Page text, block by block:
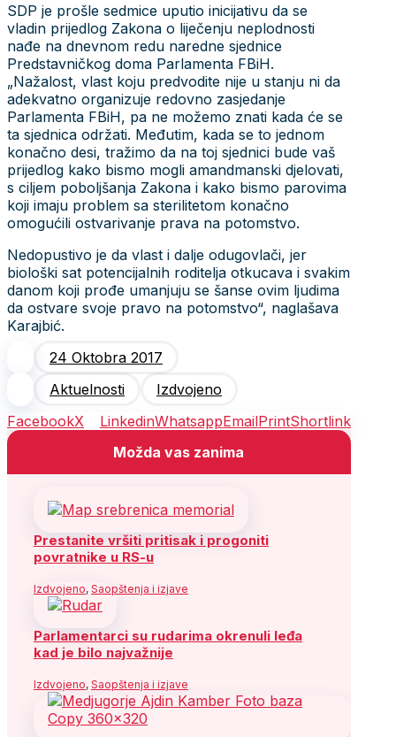
SDP je prošle sedmice uputio inicijativu da se
vladin prijedlog Zakona o liječenju neplodnosti
nađe na dnevnom redu naredne sjednice
Predstavničkog doma Parlamenta FBiH.
„Nažalost, vlast koju predvodite nije u stanju ni da
adekvatno organizuje redovno zasjedanje
Parlamenta FBiH, pa ne možemo znati kada će se
ta sjednica održati. Međutim, kada se to jednom
konačno desi, tražimo da na toj sjednici bude vaš
prijedlog kako bismo mogli amandmanski djelovati,
s ciljem poboljšanja Zakona i kako bismo parovima
koji imaju problem sa sterilitetom konačno
omogućili ostvarivanje prava na potomstvo.
Nedopustivo je da vlast i dalje odugovlači, jer
biološki sat potencijalnih roditelja otkucava i svakim
danom koji prođe umanjuju se šanse ovim ljudima
da ostvare svoje pravo na potomstvo“, naglašava
Karajbić.
24 Oktobra 2017
Aktuelnosti
Izdvojeno
FacebookX LinkedinWhatsappEmailPrintShortlink
Možda vas zanima
Prestanite vršiti pritisak i progoniti
povratnike u RS-u
Izdvojeno, Saopštenja i izjave
Parlamentarci su rudarima okrenuli leđa
kad je bilo najvažnije
Izdvojeno, Saopštenja i izjave